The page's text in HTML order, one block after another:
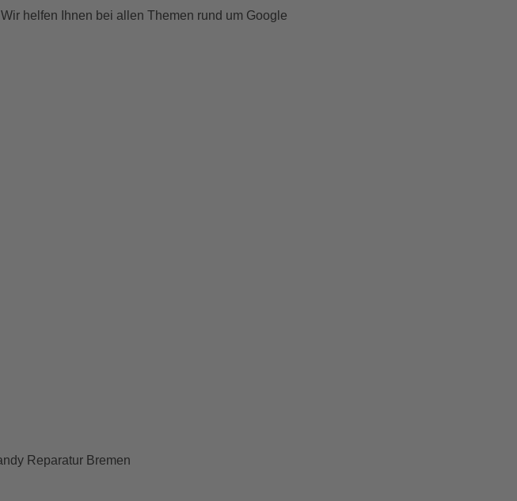
Wir helfen Ihnen bei allen Themen rund um Google